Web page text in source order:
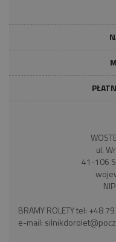
ul.
41-106
BRAMY ROLETY tel: +48
e-mail: